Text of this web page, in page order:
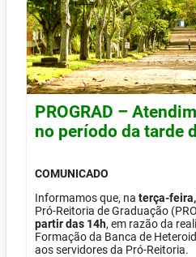
PROGRAD –
no período da tarde
COMUNICADO
Informamos que, na terça-
Pró-Reitoria de Graduação
partir das 14h, em razão da
Formação da Banca de
aos servidores da Pró-Reitoria.